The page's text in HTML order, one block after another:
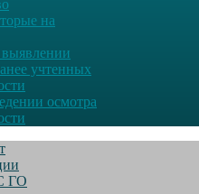
на
учтенных
осмотра
ГО